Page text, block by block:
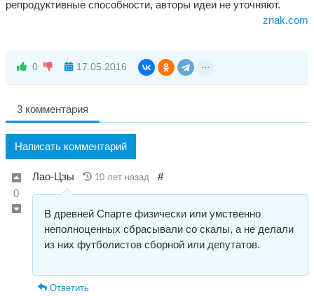
репродуктивные способности, авторы идеи не уточняют.
znak.com
0 17.05.2016
3 комментария
Написать комментарий
0
Лао-Цзы 10 лет назад #
В древней Спарте физически или умственно
неполноценных сбрасывали со скалы, а не делали
из них футболистов сборной или депутатов.
Ответить